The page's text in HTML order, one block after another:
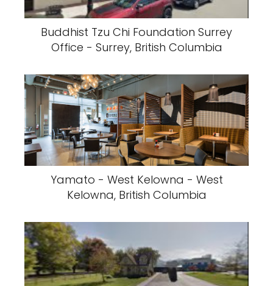
Buddhist Tzu Chi Foundation Surrey
Office - Surrey, British Columbia
Yamato - West Kelowna - West
Kelowna, British Columbia